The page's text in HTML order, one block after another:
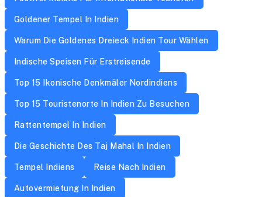
Goldener Tempel In Indien
Warum Die Goldenes Dreieck Indien Tour Wählen
Indische Speisen Für Erstreisende
Top 15 Ikonische Denkmäler Nordindiens
Top 15 Touristenorte In Indien Zu Besuchen
Rattentempel In Indien
Die Geschichte Des Taj Mahal In Indien
Tempel Indiens Reise Nach Indien
Autovermietung In Indien